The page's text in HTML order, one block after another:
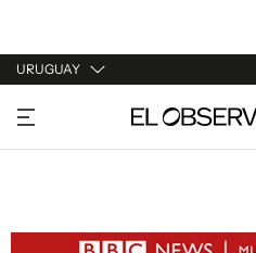
URUGUAY
URUGUAY
ARGENTINA
ESTADOS UNIDOS